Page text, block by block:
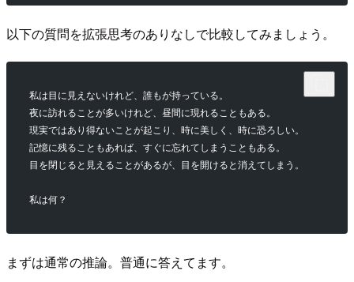
以下の質問を拡張思考のありなしで比較してみましょう。
私は目に見えないけれど、誰もが持っている。
夜に訪れることが多いけれど、昼間に現れることもある。
現実ではあり得ないことが起こり、時に美しく、時に恐ろしい。
記憶に残ることもあれば、すぐに忘れてしまうこともある。
目を閉じると見えることがあるが、目を開けると消えてしまう。
私は何？
まずは通常の推論。普通に答えてます。